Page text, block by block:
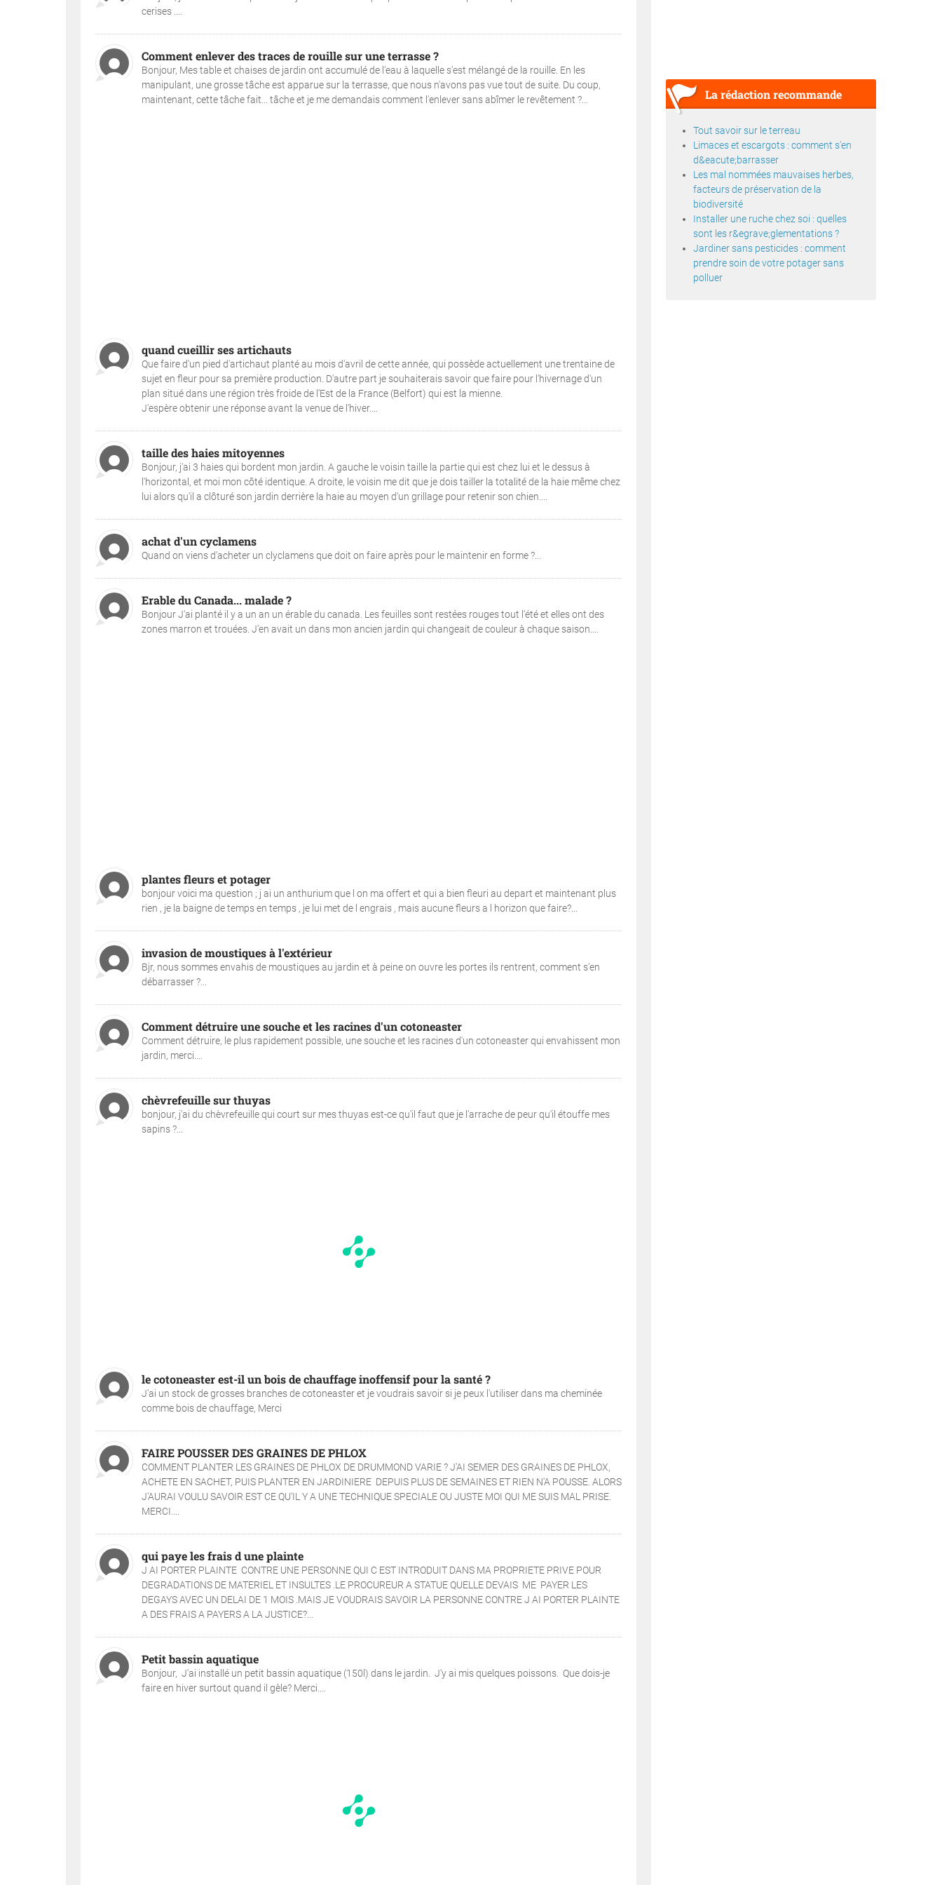
cerises ....
Comment enlever des traces de rouille sur une terrasse ?
Bonjour, Mes table et chaises de jardin ont accumulé de l'eau à laquelle s'est mélangé de la rouille. En les
manipulant, une grosse tâche est apparue sur la terrasse, que nous n'avons pas vue tout de suite. Du coup,
maintenant, cette tâche fait... tâche et je me demandais comment l'enlever sans abîmer le revêtement ?...
quand cueillir ses artichauts
Que faire d'un pied d'artichaut planté au mois d'avril de cette année, qui possède actuellement une trentaine de
sujet en fleur pour sa première production. D'autre part je souhaiterais savoir que faire pour l'hivernage d'un
plan situé dans une région très froide de l'Est de la France (Belfort) qui est la mienne.
J'espère obtenir une réponse avant la venue de l'hiver....
taille des haies mitoyennes
Bonjour, j'ai 3 haies qui bordent mon jardin. A gauche le voisin taille la partie qui est chez lui et le dessus à
l'horizontal, et moi mon côté identique. A droite, le voisin me dit que je dois tailler la totalité de la haie même chez
lui alors qu'il a clôturé son jardin derrière la haie au moyen d'un grillage pour retenir son chien....
achat d'un cyclamens
Quand on viens d'acheter un clyclamens que doit on faire après pour le maintenir en forme ?...
Erable du Canada... malade ?
Bonjour J'ai planté il y a un an un érable du canada. Les feuilles sont restées rouges tout l'été et elles ont des
zones marron et trouées. J'en avait un dans mon ancien jardin qui changeait de couleur à chaque saison....
plantes fleurs et potager
bonjour voici ma question ; j ai un anthurium que l on ma offert et qui a bien fleuri au depart et maintenant plus
rien , je la baigne de temps en temps , je lui met de l engrais , mais aucune fleurs a l horizon que faire?...
invasion de moustiques à l'extérieur
Bjr, nous sommes envahis de moustiques au jardin et à peine on ouvre les portes ils rentrent, comment s'en
débarrasser ?...
Comment détruire une souche et les racines d'un cotoneaster
Comment détruire, le plus rapidement possible, une souche et les racines d'un cotoneaster qui envahissent mon
jardin, merci....
chèvrefeuille sur thuyas
bonjour, j'ai du chèvrefeuille qui court sur mes thuyas est-ce qu'il faut que je l'arrache de peur qu'il étouffe mes
sapins ?...
le cotoneaster est-il un bois de chauffage inoffensif pour la santé ?
J'ai un stock de grosses branches de cotoneaster et je voudrais savoir si je peux l'utiliser dans ma cheminée
comme bois de chauffage, Merci
FAIRE POUSSER DES GRAINES DE PHLOX
COMMENT PLANTER LES GRAINES DE PHLOX DE DRUMMOND VARIE ? J'AI SEMER DES GRAINES DE PHLOX,
ACHETE EN SACHET, PUIS PLANTER EN JARDINIERE DEPUIS PLUS DE SEMAINES ET RIEN N'A POUSSE. ALORS
J'AURAI VOULU SAVOIR EST CE QU'IL Y A UNE TECHNIQUE SPECIALE OU JUSTE MOI QUI ME SUIS MAL PRISE.
MERCI....
qui paye les frais d une plainte
J AI PORTER PLAINTE CONTRE UNE PERSONNE QUI C EST INTRODUIT DANS MA PROPRIETE PRIVE POUR
DEGRADATIONS DE MATERIEL ET INSULTES .LE PROCUREUR A STATUE QUELLE DEVAIS ME PAYER LES
DEGAYS AVEC UN DELAI DE 1 MOIS .MAIS JE VOUDRAIS SAVOIR LA PERSONNE CONTRE J AI PORTER PLAINTE
A DES FRAIS A PAYERS A LA JUSTICE?...
Petit bassin aquatique
Bonjour, J'ai installé un petit bassin aquatique (150l) dans le jardin. J'y ai mis quelques poissons. Que dois-je
faire en hiver surtout quand il gèle? Merci....
La rédaction recommande
Tout savoir sur le terreau
Limaces et escargots : comment s'en
d&eacute;barrasser
Les mal nommées mauvaises herbes,
facteurs de préservation de la
biodiversité
Installer une ruche chez soi : quelles
sont les r&egrave;glementations ?
Jardiner sans pesticides : comment
prendre soin de votre potager sans
polluer